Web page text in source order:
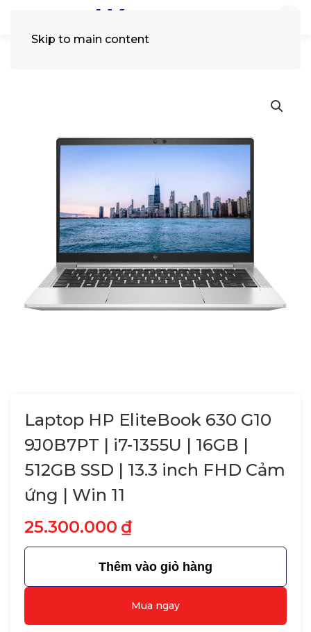
Skip to main content
Laptop HP EliteBook 630 G10
9J0B7PT | i7-1355U | 16GB |
512GB SSD | 13.3 inch FHD Cảm
ứng | Win 11
25.300.000 ₫
Thêm vào giỏ hàng
Mua ngay